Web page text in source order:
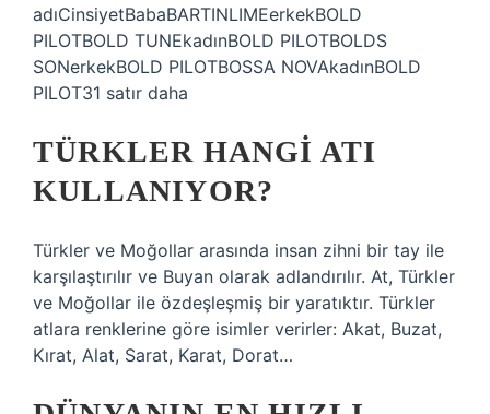
adıCinsiyetBabaBARTINLIMEerkekBOLD
PILOTBOLD TUNEkadınBOLD PILOTBOLDS
SONerkekBOLD PILOTBOSSA NOVAkadınBOLD
PILOT31 satır daha
TÜRKLER HANGI ATI
KULLANIYOR?
Türkler ve Moğollar arasında insan zihni bir tay ile
karşılaştırılır ve Buyan olarak adlandırılır. At, Türkler
ve Moğollar ile özdeşleşmiş bir yaratıktır. Türkler
atlara renklerine göre isimler verirler: Akat, Buzat,
Kırat, Alat, Sarat, Karat, Dorat…